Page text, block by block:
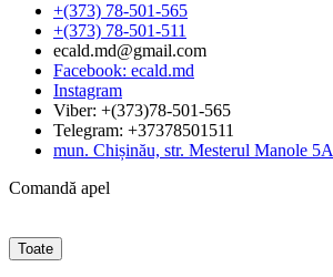
+(373) 78-501-565
+(373) 78-501-511
ecald.md@gmail.com
Facebook: ecald.md
Instagram
Viber: +(373)78-501-565
Telegram: +37378501511
mun. Chișinău, str. Mesterul Manole 5A
Comandă apel
Toate